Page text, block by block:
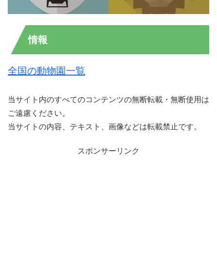
情報
全国の動物園一覧
当サイト内のすべてのコンテンツの無断転載・無断使用は
ご遠慮ください。
当サイトの内容、テキスト、画像などは転載禁止です。
スポンサーリンク